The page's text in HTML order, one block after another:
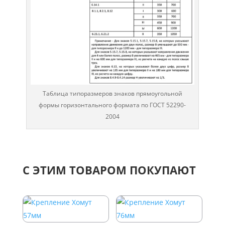
Таблица типоразмеров знаков прямоугольной
формы горизонтального формата по ГОСТ 52290-
2004
С ЭТИМ ТОВАРОМ ПОКУПАЮТ